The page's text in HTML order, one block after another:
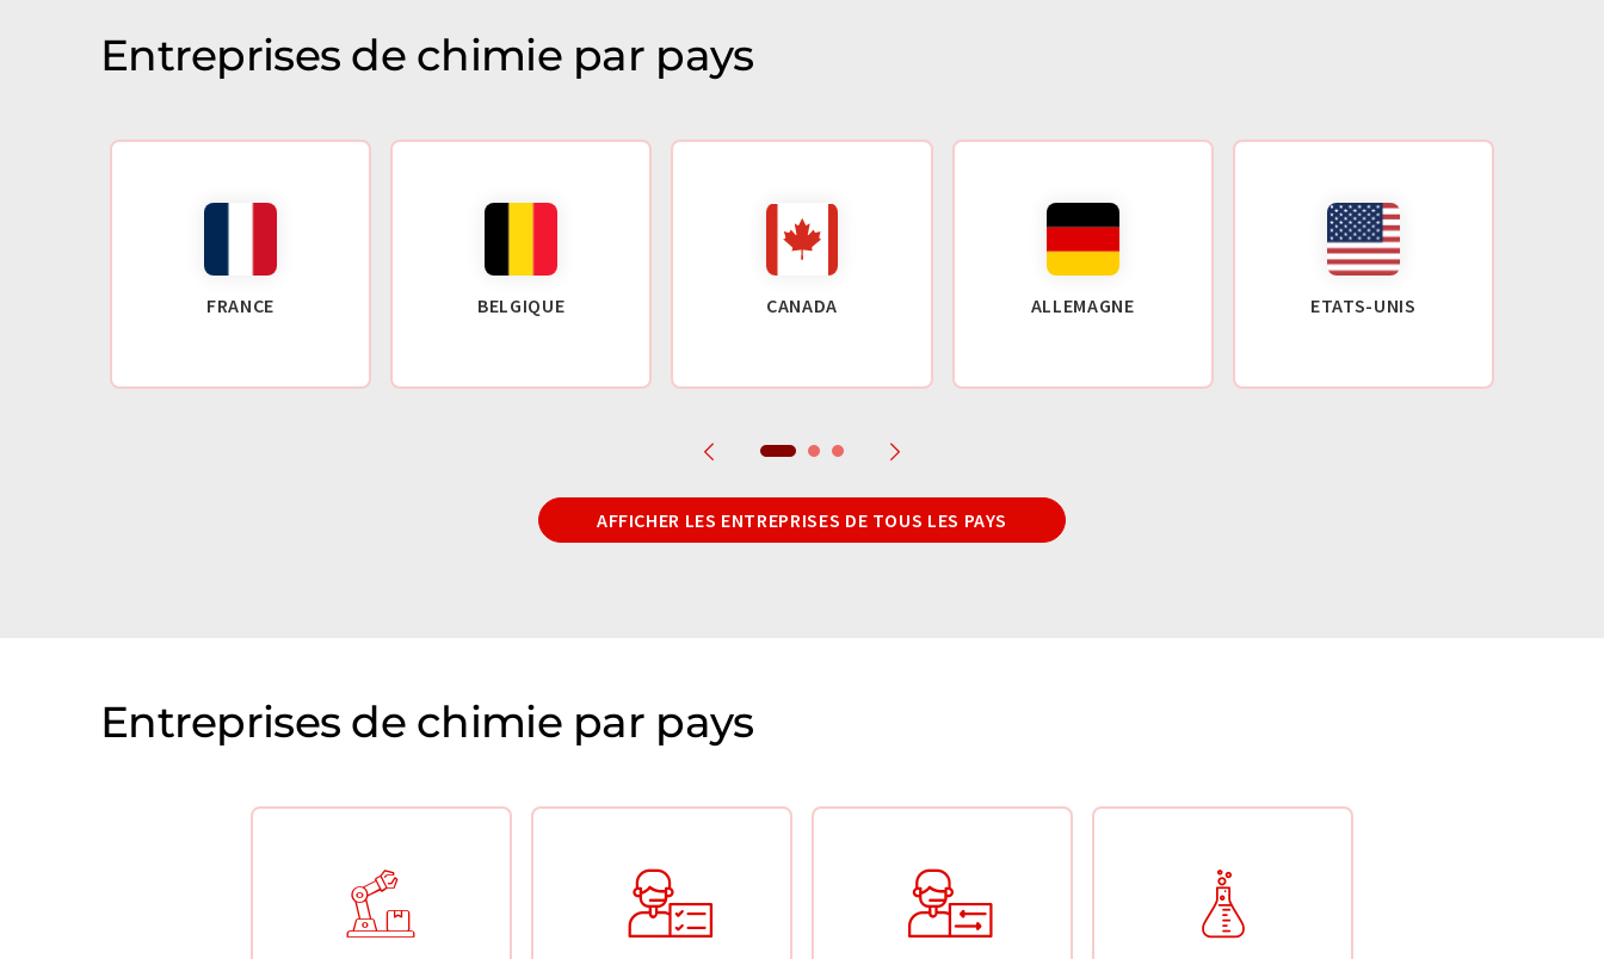
Entreprises de chimie par pays
FRANCE BELGIQUE CANADA ALLEMAGNE ETATS-UNIS
AFFICHER LES ENTREPRISES DE TOUS LES PAYS
Entreprises de chimie par pays